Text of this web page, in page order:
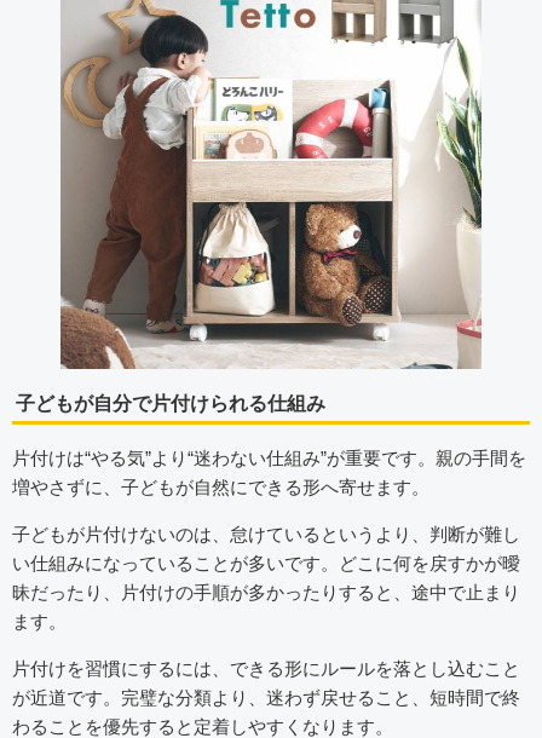
子どもが自分で片付けられる仕組み
片付けは“やる気”より“迷わない仕組み”が重要です。親の手間を
増やさずに、子どもが自然にできる形へ寄せます。
子どもが片付けないのは、怠けているというより、判断が難し
い仕組みになっていることが多いです。どこに何を戻すかが曖
昧だったり、片付けの手順が多かったりすると、途中で止まり
ます。
片付けを習慣にするには、できる形にルールを落とし込むこと
が近道です。完璧な分類より、迷わず戻せること、短時間で終
わることを優先すると定着しやすくなります。